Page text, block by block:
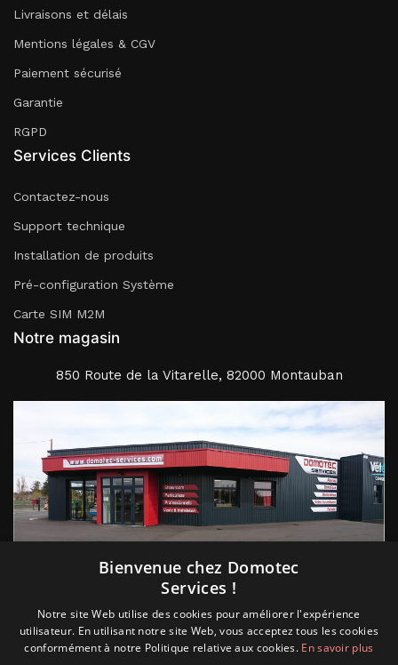
Livraisons et délais
Mentions légales & CGV
Paiement sécurisé
Garantie
RGPD
Services Clients
Contactez-nous
Support technique
Installation de produits
Pré-configuration Système
Carte SIM M2M
Notre magasin
850 Route de la Vitarelle, 82000 Montauban
Suivez nous
Bienvenue chez Domotec
Services !
Notre site Web utilise des cookies pour améliorer l'expérience
utilisateur. En utilisant notre site Web, vous acceptez tous les cookies
conformément à notre Politique relative aux cookies. En savoir plus